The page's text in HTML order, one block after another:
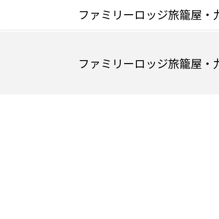
ファミリーロッジ旅籠屋・
ファミリーロッジ旅籠屋・